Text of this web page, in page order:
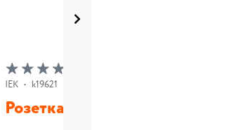
IEK • k19621
Розетка РАр10-3-ОПс